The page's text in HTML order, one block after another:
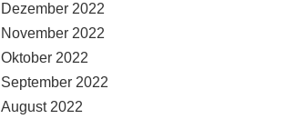
Dezember 2022
November 2022
Oktober 2022
September 2022
August 2022